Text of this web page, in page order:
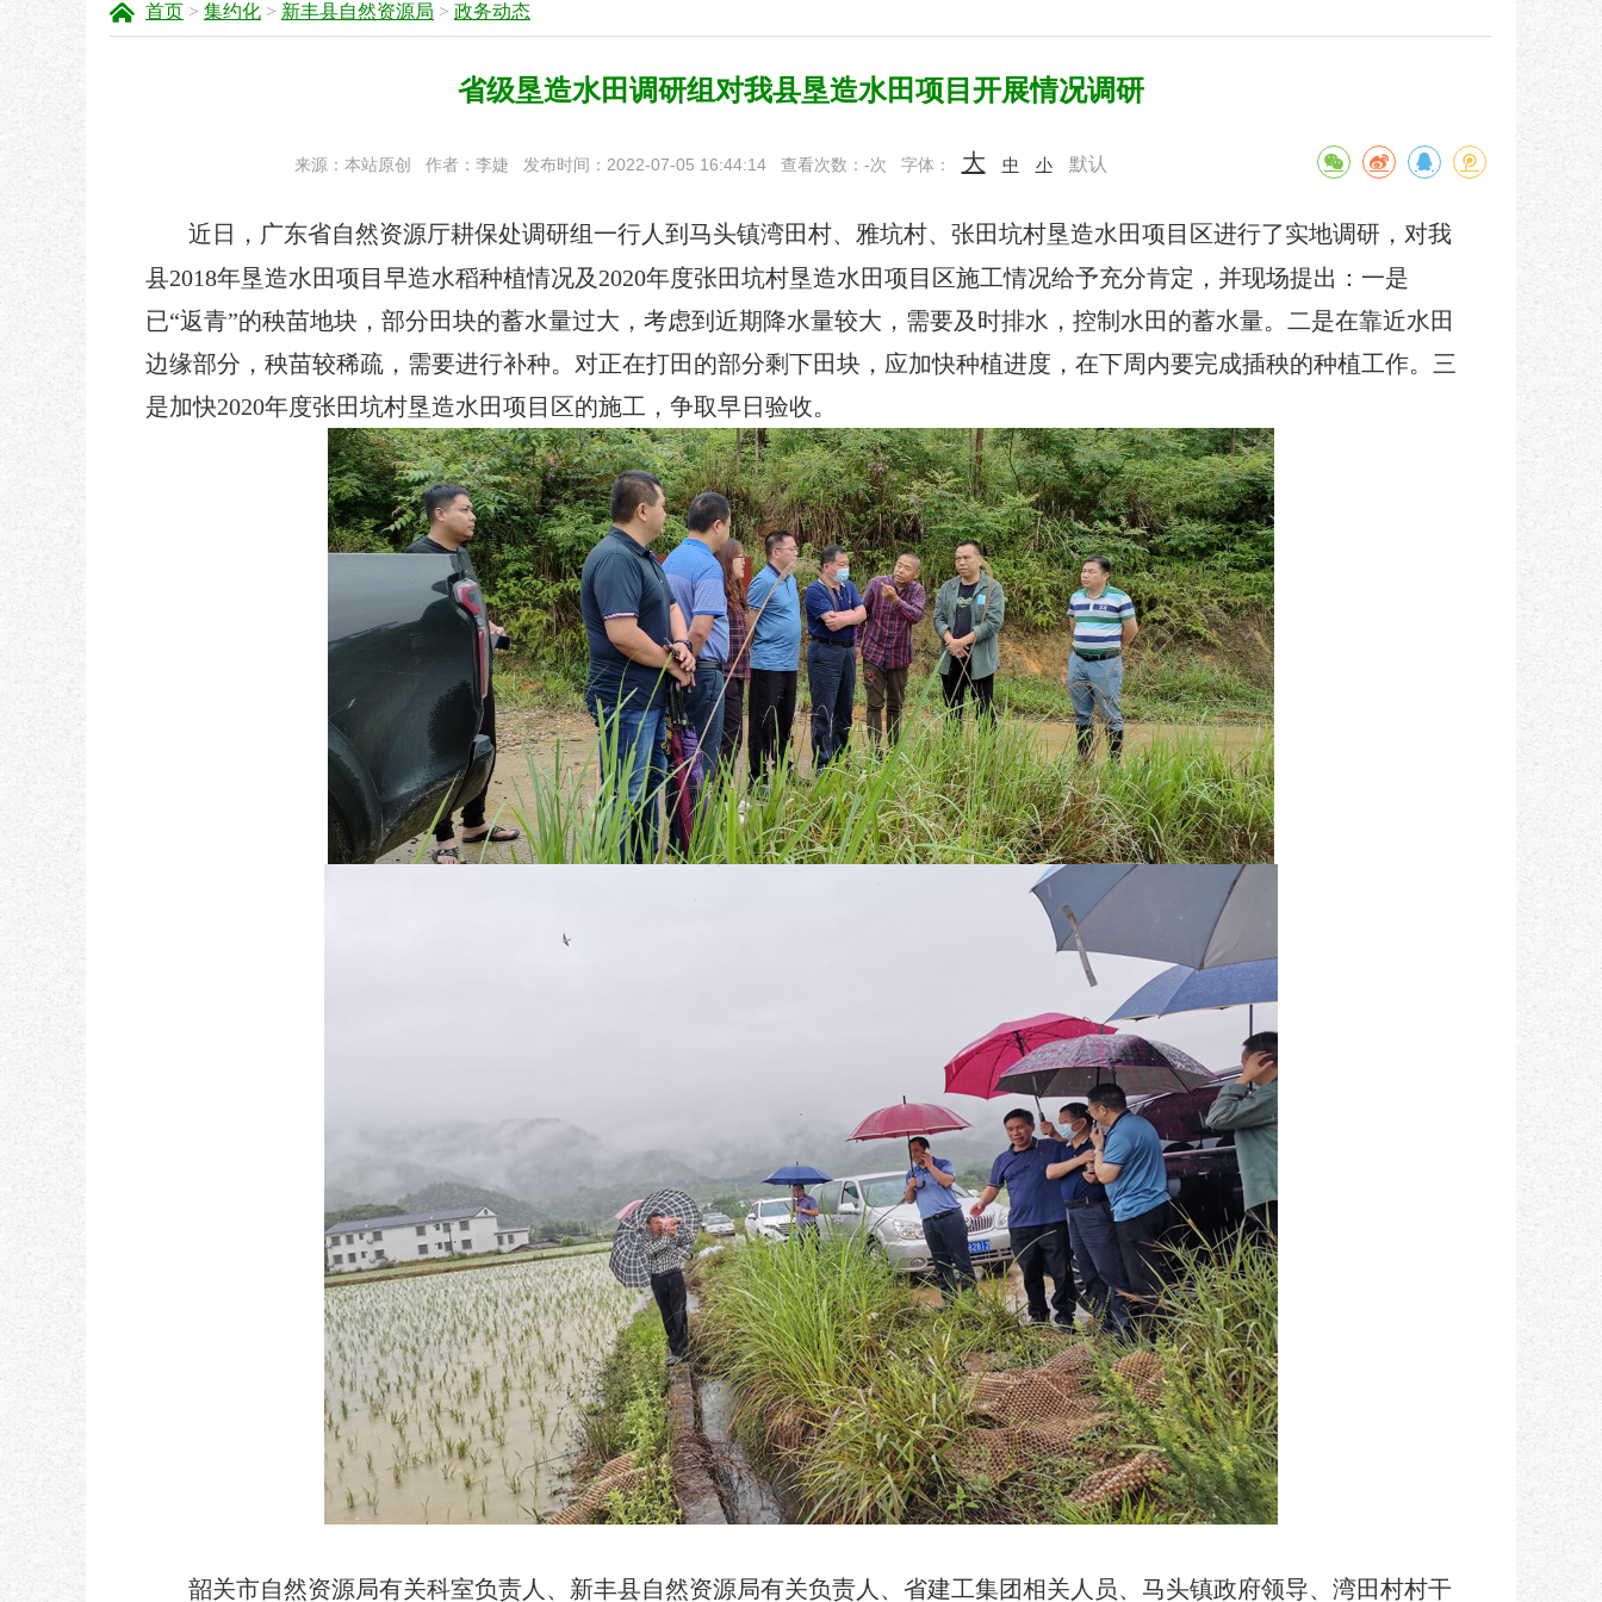
首页 > 集约化 > 新丰县自然资源局 > 政务动态
省级垦造水田调研组对我县垦造水田项目开展情况调研
来源：本站原创 作者：李婕 发布时间：2022-07-05 16:44:14 查看次数： -次 字体： 大 中 小 默认
近日，广东省自然资源厅耕保处调研组一行人到马头镇湾田村、雅坑村、张田坑村垦造水田项目区进行了实地调研，对我
县2018年垦造水田项目早造水稻种植情况及2020年度张田坑村垦造水田项目区施工情况给予充分肯定，并现场提出：一是
已“返青”的秧苗地块，部分田块的蓄水量过大，考虑到近期降水量较大，需要及时排水，控制水田的蓄水量。二是在靠近水田
边缘部分，秧苗较稀疏，需要进行补种。对正在打田的部分剩下田块，应加快种植进度，在下周内要完成插秧的种植工作。三
是加快2020年度张田坑村垦造水田项目区的施工，争取早日验收。
韶关市自然资源局有关科室负责人、新丰县自然资源局有关负责人、省建工集团相关人员、马头镇政府领导、湾田村村干